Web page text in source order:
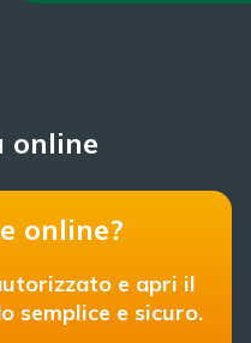
online
online?
e apri il
semplice e sicuro.